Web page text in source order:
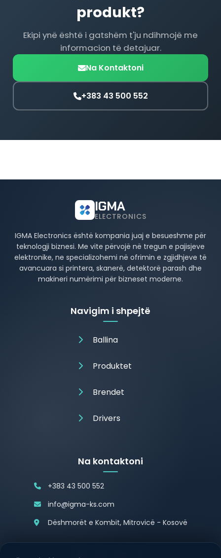
produkt?
Ekipi ynë është i gatshëm t'ju ndihmojë me
informacion të detajuar.
Na Kontaktoni
+383 43 500 552
IGMA
ELECTRONICS
IGMA Electronics është kompania juaj e besueshme për
teknologji biznesi. Me vite përvojë në tregun e pajisjeve
elektronike, ne specializohemi në ofrimin e zgjidhjeve të
avancuara si printera, skanerë, detektorë parash dhe
makineri numërimi për bizneset moderne.
Navigim i shpejtë
Ballina
Produktet
Brendet
Drivers
Na kontaktoni
+383 43 500 552
info@igma-ks.com
Dëshmorët e Kombit, Mitrovicë - Kosovë